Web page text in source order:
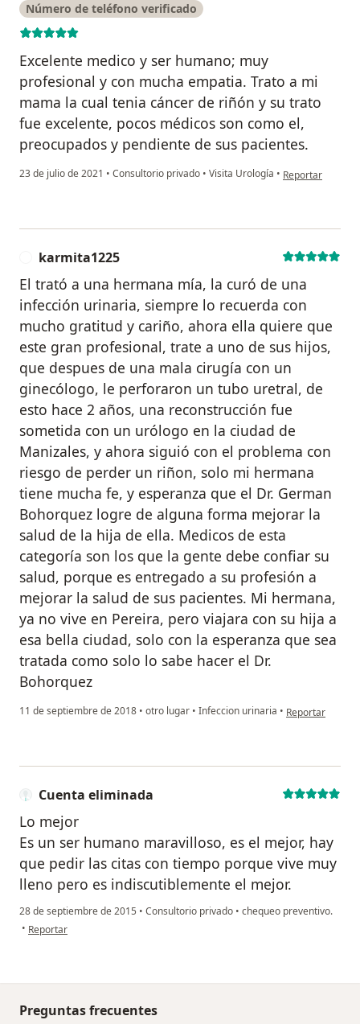
Número de teléfono verificado
Excelente medico y ser humano; muy
profesional y con mucha empatia. Trato a mi
mama la cual tenia cáncer de riñón y su trato
fue excelente, pocos médicos son como el,
preocupados y pendiente de sus pacientes.
23 de julio de 2021 • Consultorio privado • Visita Urología • en opinión del
Reportar
karmita1225
El trató a una hermana mía, la curó de una
infección urinaria, siempre lo recuerda con
mucho gratitud y cariño, ahora ella quiere que
este gran profesional, trate a uno de sus hijos,
que despues de una mala cirugía con un
ginecólogo, le perforaron un tubo uretral, de
esto hace 2 años, una reconstrucción fue
sometida con un urólogo en la ciudad de
Manizales, y ahora siguió con el problema con
riesgo de perder un riñon, solo mi hermana
tiene mucha fe, y esperanza que el Dr. German
Bohorquez logre de alguna forma mejorar la
salud de la hija de ella. Medicos de esta
categoría son los que la gente debe confiar su
salud, porque es entregado a su profesión a
mejorar la salud de sus pacientes. Mi hermana,
ya no vive en Pereira, pero viajara con su hija a
esa bella ciudad, solo con la esperanza que sea
tratada como solo lo sabe hacer el Dr.
Bohorquez
11 de septiembre de 2018 • otro lugar • Infeccion urinaria • en opinión del
Reportar
Cuenta eliminada
Lo mejor
Es un ser humano maravilloso, es el mejor, hay
que pedir las citas con tiempo porque vive muy
lleno pero es indiscutiblemente el mejor.
28 de septiembre de 2015 • Consultorio privado • chequeo preventivo.
• en opinión del usuario Cuenta eliminada
Reportar
Preguntas frecuentes